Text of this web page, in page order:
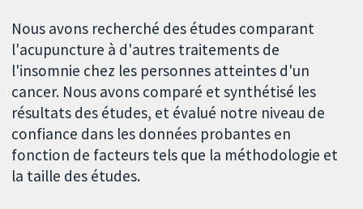
Nous avons recherché des études comparant
l'acupuncture à d'autres traitements de
l'insomnie chez les personnes atteintes d'un
cancer. Nous avons comparé et synthétisé les
résultats des études, et évalué notre niveau de
confiance dans les données probantes en
fonction de facteurs tels que la méthodologie et
la taille des études.